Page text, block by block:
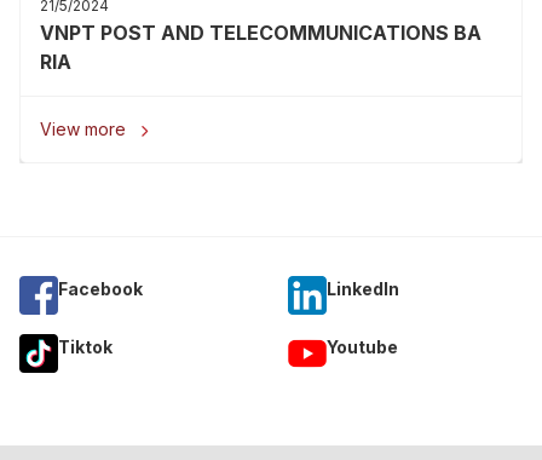
21/5/2024
VNPT POST AND TELECOMMUNICATIONS BA
RIA
View more 
Facebook Linkedln
Tiktok Youtube